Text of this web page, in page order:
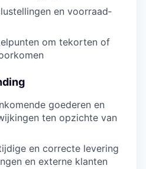
en voorraad­
om tekorten of
goederen en
ten opzichte van
en correcte levering
en externe klanten